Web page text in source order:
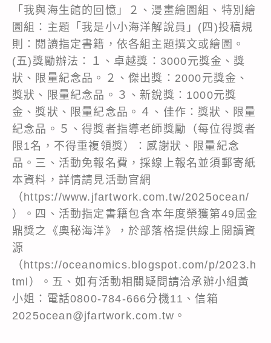
「我與海生館的回憶」２、漫畫繪圖組、特別繪
圖組：主題「我是小小海洋解說員」(四)投稿規
則：閱讀指定書籍，依各組主題撰文或繪圖。
(五)獎勵辦法：１、卓越獎：3000元獎金、獎
狀、限量紀念品。２、傑出獎：2000元獎金、
獎狀、限量紀念品。３、新銳獎：1000元獎
金、獎狀、限量紀念品。４、佳作：獎狀、限量
紀念品。５、得獎者指導老師獎勵（每位得獎者
限1名，不得重複領獎）：感謝狀、限量紀念
品。三、活動免報名費，採線上報名並須郵寄紙
本資料，詳情請見活動官網
（https://www.jfartwork.com.tw/2025ocean/
）。四、活動指定書籍包含本年度榮獲第49屆金
鼎獎之《奧秘海洋》，於部落格提供線上閱讀資
源
（https://oceanomics.blogspot.com/p/2023.h
tml）。五、如有活動相關疑問請洽承辦小組黃
小姐：電話0800-784-666分機11、信箱
2025ocean@jfartwork.com.tw。